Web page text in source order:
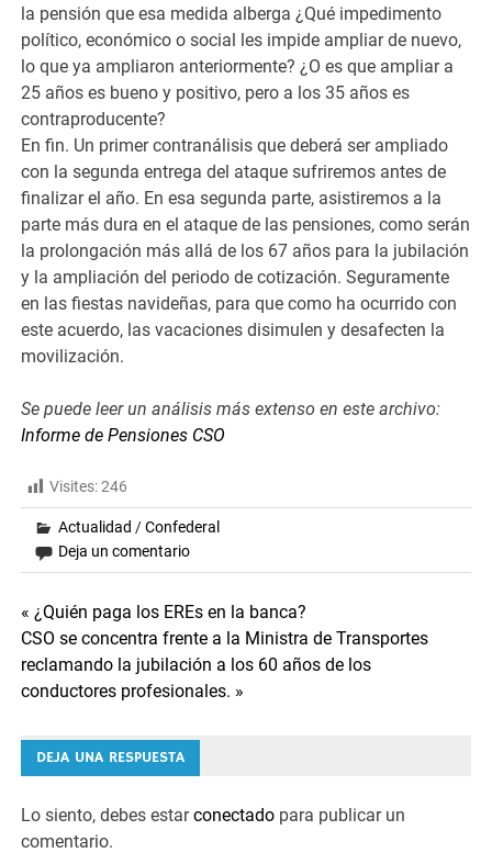
la pensión que esa medida alberga ¿Qué impedimento
político, económico o social les impide ampliar de nuevo,
lo que ya ampliaron anteriormente? ¿O es que ampliar a
25 años es bueno y positivo, pero a los 35 años es
contraproducente?
En fin. Un primer contranálisis que deberá ser ampliado
con la segunda entrega del ataque sufriremos antes de
finalizar el año. En esa segunda parte, asistiremos a la
parte más dura en el ataque de las pensiones, como serán
la prolongación más allá de los 67 años para la jubilación
y la ampliación del periodo de cotización. Seguramente
en las fiestas navideñas, para que como ha ocurrido con
este acuerdo, las vacaciones disimulen y desafecten la
movilización.
Se puede leer un análisis más extenso en este archivo:
Informe de Pensiones CSO
Visites:246
Actualidad /Confederal
Deja un comentario
Navegación
de
entradas
« ¿Quién paga los EREs en la banca?
CSO se concentra frente a la Ministra de Transportes
reclamando la jubilación a los 60 años de los
conductores profesionales. »
DEJA UNA RESPUESTA
Lo siento, debes estarconectado para publicar un
comentario.